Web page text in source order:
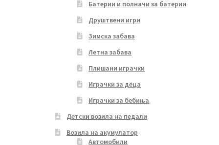
Батерии и полначи за батерии
Друштвени игри
Зимска забава
Летна забава
Плишани играчки
Играчки за деца
Играчки за бебиња
Детски возила на педали
Возила на акумулатор
Автомобили